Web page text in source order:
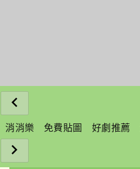
消消樂 免費貼圖 好劇推薦